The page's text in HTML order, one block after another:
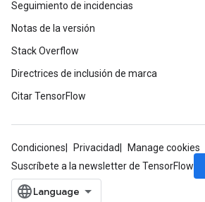
Seguimiento de incidencias
Notas de la versión
Stack Overflow
Directrices de inclusión de marca
Citar TensorFlow
Condiciones Privacidad
Manage cookies
Suscríbete a la newsletter de TensorFlow